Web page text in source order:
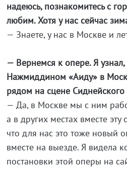
надеюсь, познакомитесь с
любим. Хотя у нас сейчас
— Знаете, у нас в Москве и
— Вернемся к опере. Я
Нажмиддином «Аиду» в
рядом на сцене Сиднейского
— Да, в Москве мы с ним
а в других местах вместе
что для нас это тоже новый
вместе на выезде. Я видела
постановки этой оперы на